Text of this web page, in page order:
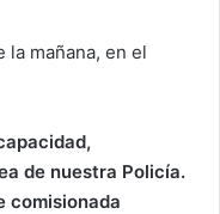
la mañana, en el
de nuestra Policía.
comisionada